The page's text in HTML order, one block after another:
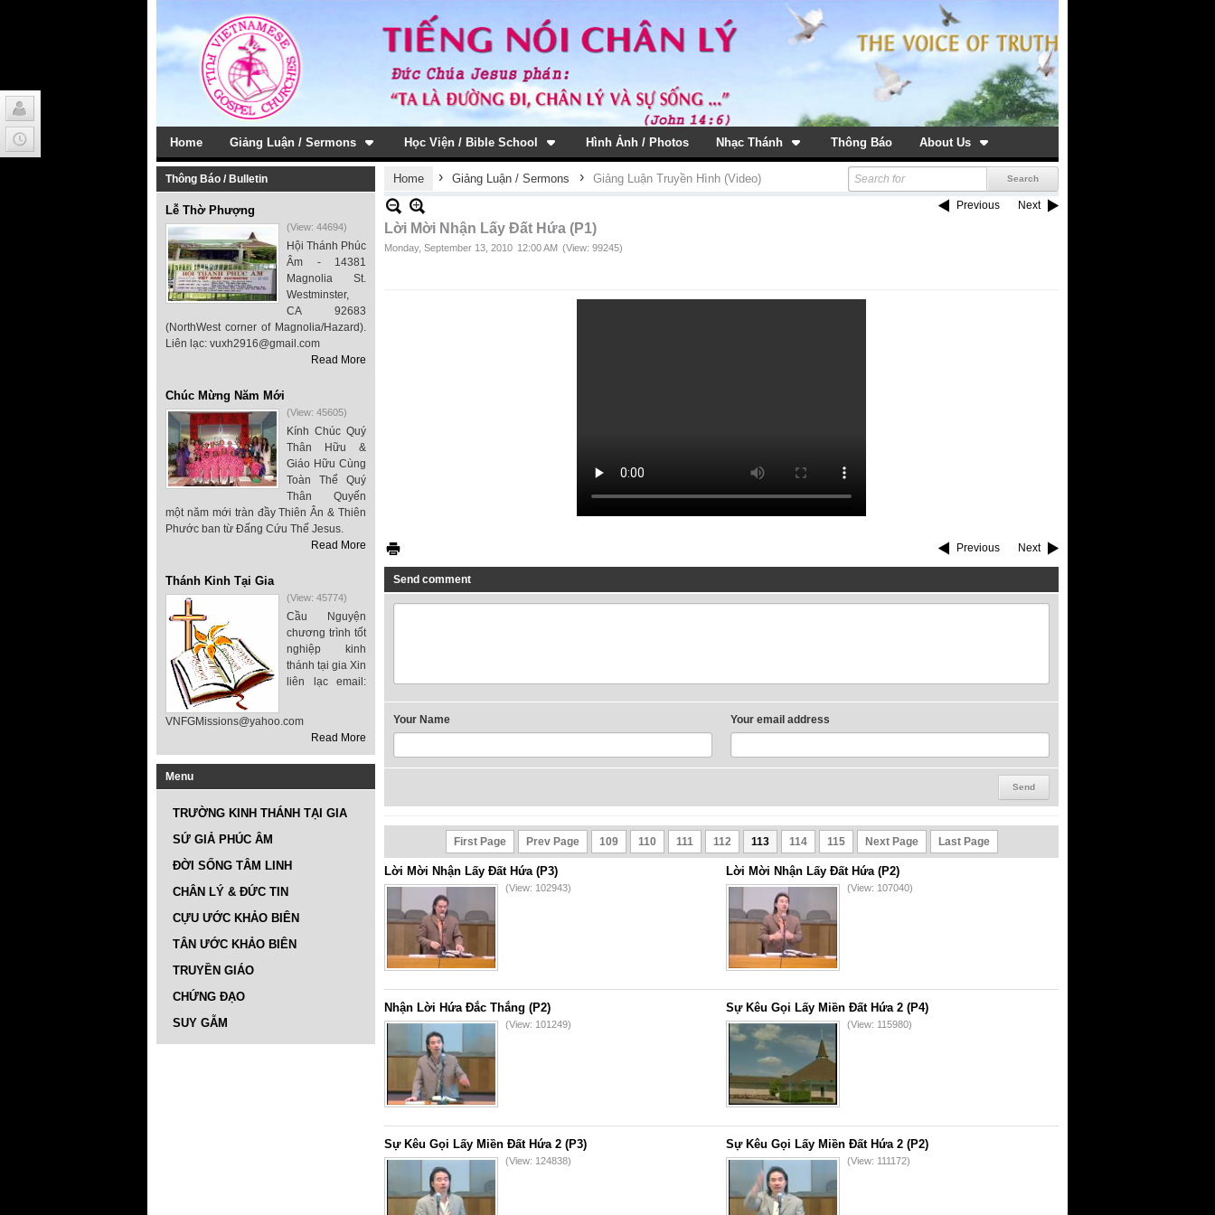
Home Giảng Luận / Sermons Học Viện / Bible School Hình Ảnh / Photos Nhạc Thánh Thông Báo About Us
Thông Báo / Bulletin
Lễ Thờ Phượng
(View: 44694)
Hội Thánh Phúc
Âm - 14381
Magnolia St.
Westminster,
CA 92683
(NorthWest corner of Magnolia/Hazard).
Liên lạc: vuxh2916@gmail.com
Read More
Chúc Mừng Năm Mới
(View: 45605)
Kính Chúc Quý
Thân Hữu &
Giáo Hữu Cùng
Toàn Thể Quý
Thân Quyến
một năm mới tràn đầy Thiên Ân & Thiên
Phước ban từ Đấng Cứu Thế Jesus.
Read More
Thánh Kinh Tại Gia
(View: 45774)
Cầu Nguyện
chương trình tốt
nghiệp kinh
thánh tại gia Xin
liên lạc email:
VNFGMissions@yahoo.com
Read More
Menu
TRƯỜNG KINH THÁNH TẠI GIA
SỨ GIẢ PHÚC ÂM
ĐỜI SỐNG TÂM LINH
CHÂN LÝ & ĐỨC TIN
CỰU ƯỚC KHẢO BIÊN
TÂN ƯỚC KHẢO BIÊN
TRUYỀN GIÁO
CHỨNG ĐẠO
SUY GẪM
Home › Giảng Luận / Sermons › Giảng Luận Truyền Hình (Video)
Previous Next
Lời Mời Nhận Lấy Đất Hứa (P1)
Monday, September 13, 2010 12:00 AM (View: 99245)
Previous Next
Send comment
Your Name Your email address
First Page Prev Page 109 110 111 112 113 114 115 Next Page Last Page
Lời Mời Nhận Lấy Đất Hứa (P3)
(View: 102943)
Lời Mời Nhận Lấy Đất Hứa (P2)
(View: 107040)
Nhận Lời Hứa Đắc Thắng (P2)
(View: 101249)
Sự Kêu Gọi Lấy Miền Đất Hứa 2 (P4)
(View: 115980)
Sự Kêu Gọi Lấy Miền Đất Hứa 2 (P3)
(View: 124838)
Sự Kêu Gọi Lấy Miền Đất Hứa 2 (P2)
(View: 111172)